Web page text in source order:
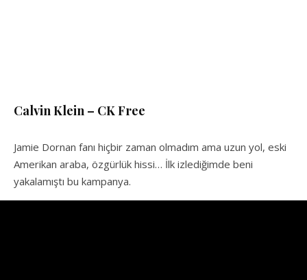
Calvin Klein – CK Free
Jamie Dornan fanı hiçbir zaman olmadım ama uzun yol, eski
Amerikan araba, özgürlük hissi… İlk izlediğimde beni
yakalamıştı bu kampanya.